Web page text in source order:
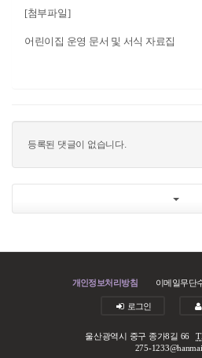
[첨부파일]
어린이집 운영 문서 및 서식 자료집
등록된 댓글이 없습니다.
개인정보처리방침 이메일무단
로그인
울산광역시 중구 종가8길 66
275-